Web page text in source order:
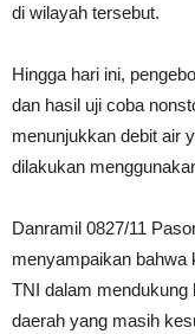
di wilayah tersebut.
Hingga hari ini,
dan hasil uji coba
menunjukkan debit air
dilakukan
Danramil 0827/11
menyampaikan bahwa
TNI dalam
daerah yang masih